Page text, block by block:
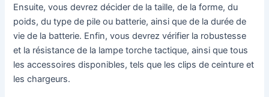
Ensuite, vous devrez décider de la taille, de la forme, du
poids, du type de pile ou batterie, ainsi que de la durée de
vie de la batterie. Enfin, vous devrez vérifier la robustesse
et la résistance de la lampe torche tactique, ainsi que tous
les accessoires disponibles, tels que les clips de ceinture et
les chargeurs.